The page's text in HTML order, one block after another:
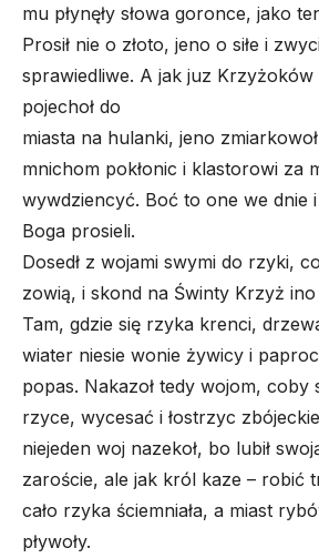
mu płynęły słowa goronce, jako
Prosił nie o złoto, jeno o siłe i
sprawiedliwe. A jak juz Krzyżoków
pojechoł do
miasta na hulanki, jeno
mnichom pokłonic i klastorowi za
wywdziencyć. Boć to one we dnie
Boga prosieli.
Dosedł z wojami swymi do rzyki,
zowią, i skond na Świnty Krzyż ino
Tam, gdzie się rzyka krenci,
wiater niesie wonie żywicy i
popas. Nakazoł tedy wojom, coby
rzyce, wycesać i łostrzyc
niejeden woj nazekoł, bo lubił
zaroście, ale jak król kaze – robić
cało rzyka ściemniała, a miast
pływoły.